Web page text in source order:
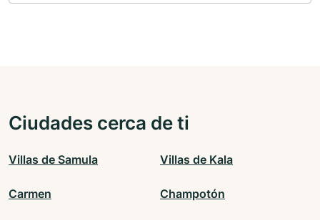
Ciudades cerca de ti
Villas de Samula Villas de Kala
Carmen Champotón